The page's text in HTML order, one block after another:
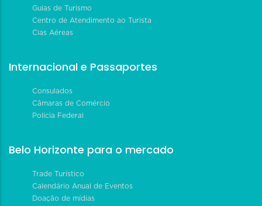
Guias de Turismo
Centro de Atendimento ao Turista
Cias Aéreas
Internacional e Passaportes
Consulados
Câmaras de Comércio
Polícia Federal
Belo Horizonte para o mercado
Trade Turístico
Calendário Anual de Eventos
Doação de mídias